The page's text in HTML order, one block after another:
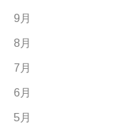
9月
8月
7月
6月
5月